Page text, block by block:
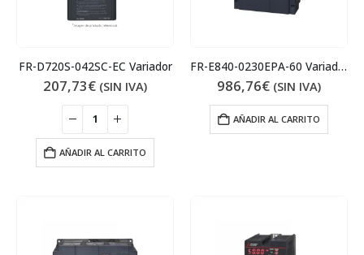
FR-D720S-042SC-EC Variador
207,73€ (SIN IVA)
AÑADIR AL CARRITO
FR-E840-0230EPA-60 Variador
986,76€ (SIN IVA)
AÑADIR AL CARRITO